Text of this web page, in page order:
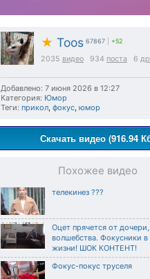
★ Toos 67867 +52
2035 видео 934 поста 6
Добавлено: 7 июня 2026 в 12:27
Категория: Юмор
Теги: прикол, фокус, юмор
Скачать видео (916.94
Похожее видео
телекинез ???
Оцет прячется от
волшебства. Фокусники в
жизни! ШОК КОНТЕНТ!
Фокус-покус труселя